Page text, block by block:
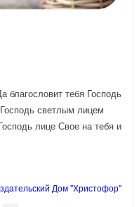
благословит тебя Господь
светлым лицем
лице Свое на тебя и
Дом "Христофор"